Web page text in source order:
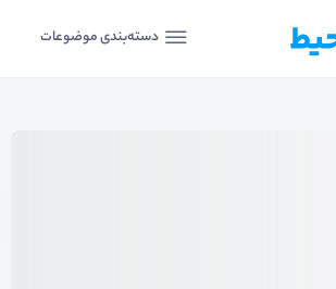
دسته‌بندی موضوعات